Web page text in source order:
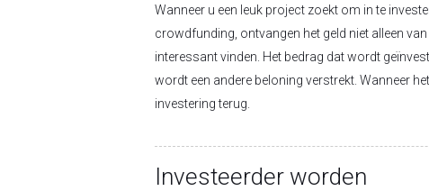
Wanneer u een leuk project zoekt om in te
crowdfunding, ontvangen het geld niet alleen
interessant vinden. Het bedrag dat wordt
wordt een andere beloning verstrekt. Wanneer
investering terug.
Investeerder worden